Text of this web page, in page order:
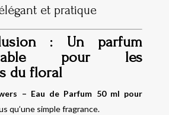
et pratique
: Un parfum
pour les
du floral
– Eau de Parfum 50 ml pour
qu’une simple fragrance.